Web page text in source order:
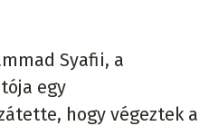
Syafii, a
egy
hogy végeztek a